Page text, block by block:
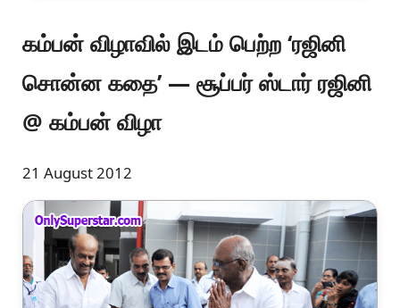
கம்பன் விழாவில் இடம் பெற்ற ‘ரஜினி
சொன்ன கதை’ — சூப்பர் ஸ்டார் ரஜினி
@ கம்பன் விழா
21 August 2012